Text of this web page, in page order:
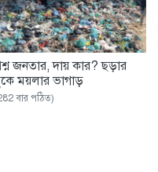
জনতার, দায় কার? ছড়ার
ময়লার ভাগাড়
বার পঠিত)